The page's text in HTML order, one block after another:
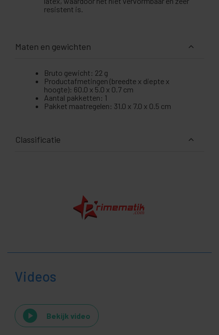
resistent is.
Maten en gewichten
Bruto gewicht: 22 g
Productafmetingen (breedte x diepte x
hoogte): 60.0 x 5.0 x 0.7 cm
Aantal pakketten: 1
Pakket maatregelen: 31.0 x 7.0 x 0.5 cm
Classificatie
Videos
Bekijk video